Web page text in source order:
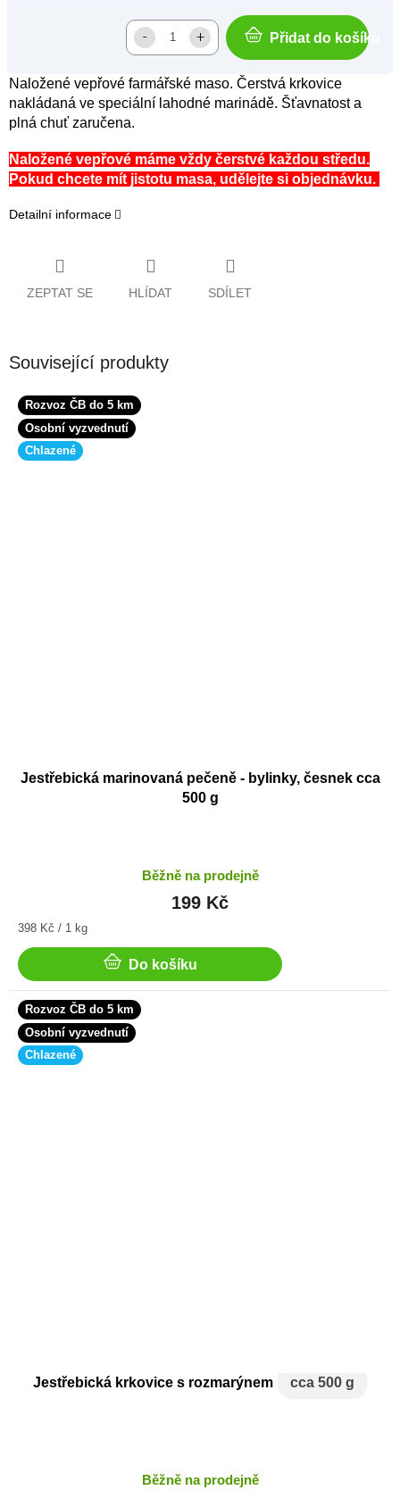
Přidat do košíku
Naložené vepřové farmářské maso. Čerstvá krkovice
nakládaná ve speciální lahodné marinádě. Šťavnatost a
plná chuť zaručena.
Naložené vepřové máme vždy čerstvé každou středu.
Pokud chcete mít jistotu masa, udělejte si objednávku.
Detailní informace
ZEPTAT SE HLÍDAT SDÍLET
Související produkty
Rozvoz ČB do 5 km
Osobní vyzvednutí
Chlazené
Jestřebická marinovaná pečeně - bylinky, česnek cca
500 g
Běžně na prodejně
199 Kč
Měrná
398 Kč / 1 kg
Do košíku
Rozvoz ČB do 5 km
Osobní vyzvednutí
Chlazené
Jestřebická krkovice s rozmarýnem cca 500 g
Běžně na prodejně